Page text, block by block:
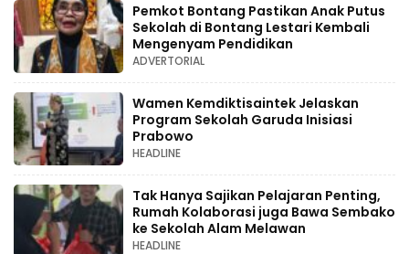
Pemkot Bontang Pastikan Anak Putus
Sekolah di Bontang Lestari Kembali
Mengenyam Pendidikan
ADVERTORIAL
Wamen Kemdiktisaintek Jelaskan
Program Sekolah Garuda Inisiasi
Prabowo
HEADLINE
Tak Hanya Sajikan Pelajaran Penting,
Rumah Kolaborasi juga Bawa Sembako
ke Sekolah Alam Melawan
HEADLINE